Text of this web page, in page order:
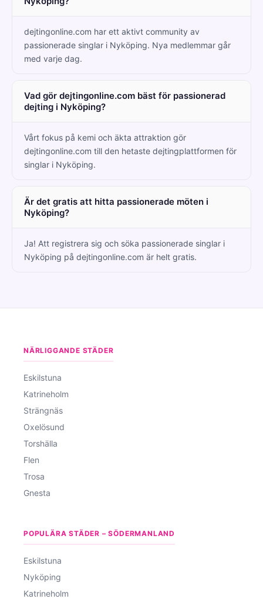
dejtingonline.com har ett aktivt community av
passionerade singlar i Nyköping. Nya medlemmar går
med varje dag.
Vad gör dejtingonline.com bäst för passionerad
dejting i Nyköping?
Vårt fokus på kemi och äkta attraktion gör
dejtingonline.com till den hetaste dejtingplattformen för
singlar i Nyköping.
Är det gratis att hitta passionerade möten i
Nyköping?
Ja! Att registrera sig och söka passionerade singlar i
Nyköping på dejtingonline.com är helt gratis.
NÄRLIGGANDE STÄDER
Eskilstuna
Katrineholm
Strängnäs
Oxelösund
Torshälla
Flen
Trosa
Gnesta
POPULÄRA STÄDER – SÖDERMANLAND
Eskilstuna
Nyköping
Katrineholm